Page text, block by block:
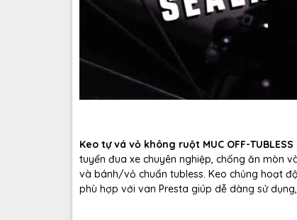
Keo tự vá vỏ không ruột MUC OFF-TUBLESS
tuyển đua xe chuyên nghiệp, chống ăn mòn
và bánh/vỏ chuẩn tubless. Keo chủng hoạt
phù hợp với van Presta giúp dễ dàng sử